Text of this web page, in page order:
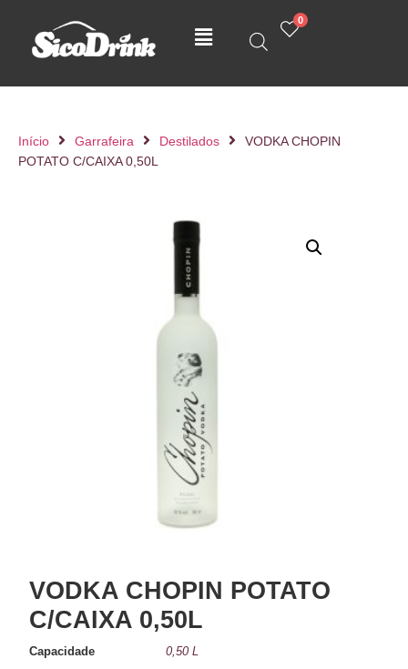
0
Início Garrafeira Destilados
VODKA CHOPIN
POTATO C/CAIXA 0,50L
VODKA CHOPIN POTATO
C/CAIXA 0,50L
Capacidade 0,50 L